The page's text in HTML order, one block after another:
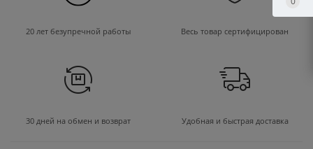
20 лет безупречной работы Весь товар сертифицирован
30 дней на обмен и возврат Удобная и быстрая доставка